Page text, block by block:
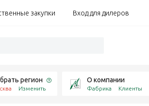
закупки Вход для дилеров
регион
Изменить
О компании
Фабрика Клиенты